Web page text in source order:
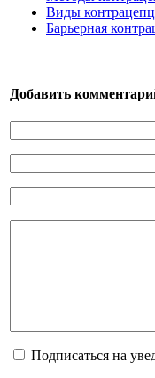
Виды
Барьерная
Добавить
Подписаться на